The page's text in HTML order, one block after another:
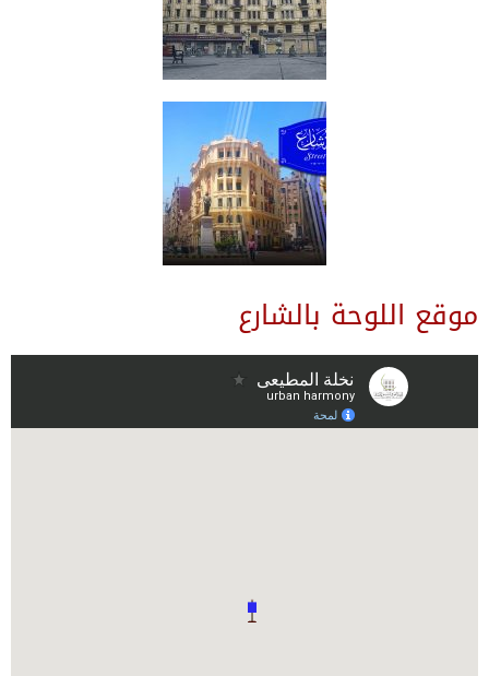
موقع اللوحة بالشارع